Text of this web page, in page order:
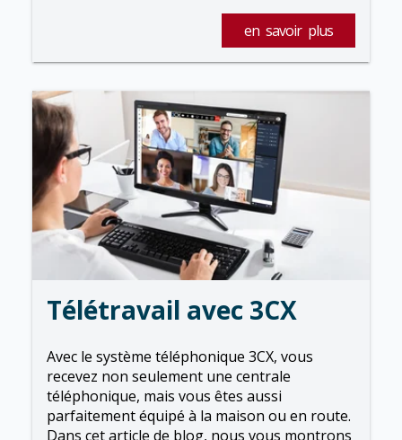
en savoir plus
Télétravail avec 3CX
Avec le système téléphonique 3CX, vous
recevez non seulement une centrale
téléphonique, mais vous êtes aussi
parfaitement équipé à la maison ou en route.
Dans cet article de blog, nous vous montrons